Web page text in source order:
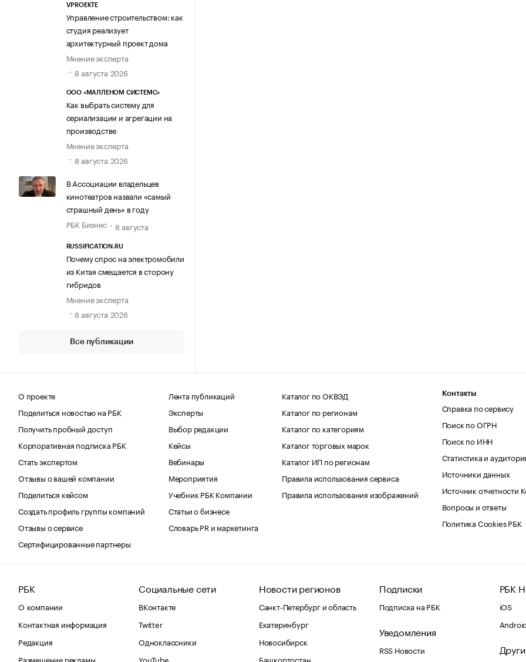
VPROEKTE
Управление строительством: как
студия реализует
архитектурный проект дома
Мнение эксперта
8 августа 2026
ООО «МАЛЛЕНОМ СИСТЕМС»
Как выбрать систему для
сериализации и агрегации на
производстве
Мнение эксперта
8 августа 2026
В Ассоциации владельцев
кинотеатров назвали «самый
страшный день» в году
РБК Бизнес
8 августа
RUSSIFICATION.RU
Почему спрос на электромобили
из Китая смещается в сторону
гибридов
Мнение эксперта
8 августа 2026
Все публикации
О проекте
Поделиться новостью на РБК
Получить пробный доступ
Корпоративная подписка РБК
Стать экспертом
Отзывы о вашей компании
Поделиться кейсом
Создать профиль группы компаний
Отзывы о сервисе
Сертифицированные партнеры
Лента публикаций
Эксперты
Выбор редакции
Кейсы
Вебинары
Мероприятия
Учебник РБК Компании
Статьи о бизнесе
Словарь PR и маркетинга
Каталог по ОКВЭД
Каталог по регионам
Каталог по категориям
Каталог торговых марок
Каталог ИП по регионам
Правила использования сервиса
Правила использования изображений
Контакты
Справка по сервису
Поиск по ОГРН
Поиск по ИНН
Статистика и
Источники данных
Источник отчетности
Вопросы и ответы
Политика Cookies РБК
РБК
О компании
Контактная информация
Редакция
Размещение рекламы
Социальные сети
ВКонтакте
Twitter
Одноклассники
YouTube
Новости регионов
Санкт-Петербург и область
Екатеринбург
Новосибирск
Башкортостан
Подписки
Подписка на РБК
Уведомления
RSS Новости
РБК
iOS